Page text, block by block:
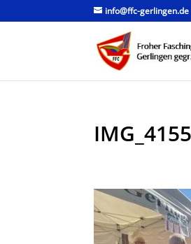
info@ffc-gerlingen.de
IMG_4155